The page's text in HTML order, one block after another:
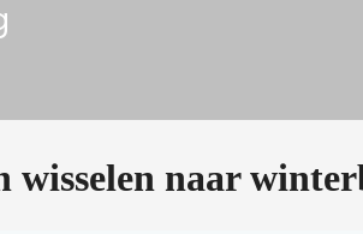
wisselen naar